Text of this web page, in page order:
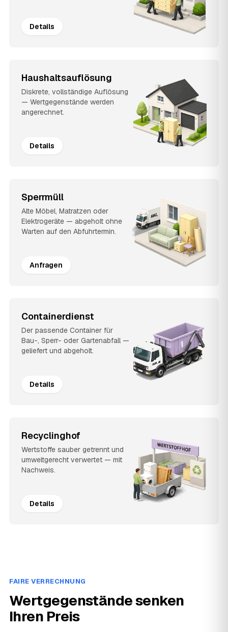
Details
Haushaltsauflösung
Diskrete, vollständige Auflösung
— Wertgegenstände werden
angerechnet.
Details
Sperrmüll
Alte Möbel, Matratzen oder
Elektrogeräte — abgeholt ohne
Warten auf den Abfuhrtermin.
Anfragen
Containerdienst
Der passende Container für
Bau-, Sperr- oder Gartenabfall —
geliefert und abgeholt.
Details
Recyclinghof
Wertstoffe sauber getrennt und
umweltgerecht verwertet — mit
Nachweis.
Details
FAIRE VERRECHNUNG
Wertgegenstände senken
Ihren Preis